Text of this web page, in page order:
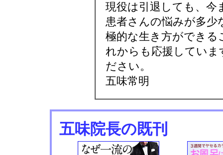
現役は引退しても、今
患者さんの悩みが多少
極的な生き方ができ
れからも応援してい
ださい。
五味常明
五味院長の既刊